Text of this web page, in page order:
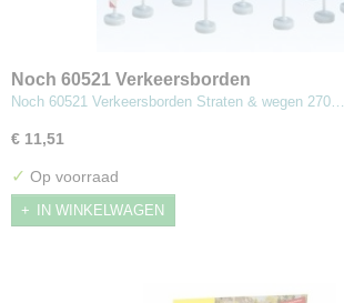
Noch 60521 Verkeersborden
Noch 60521 Verkeersborden Straten & wegen 270…
€ 11,51
✓ Op voorraad
IN WINKELWAGEN